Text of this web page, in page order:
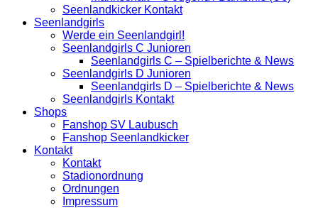
Seenlandkicker Kontakt
Seenlandgirls
Werde ein Seenlandgirl!
Seenlandgirls C Junioren
Seenlandgirls C – Spielberichte & News
Seenlandgirls D Junioren
Seenlandgirls D – Spielberichte & News
Seenlandgirls Kontakt
Shops
Fanshop SV Laubusch
Fanshop Seenlandkicker
Kontakt
Kontakt
Stadionordnung
Ordnungen
Impressum